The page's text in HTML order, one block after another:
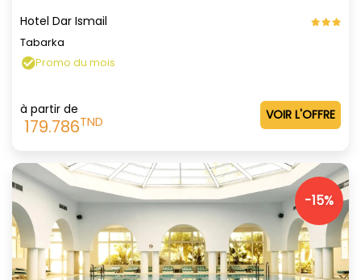
Hotel Dar Ismail
Tabarka
Promo du mois
à partir de
179.786TND VOIR L'OFFRE
-15%